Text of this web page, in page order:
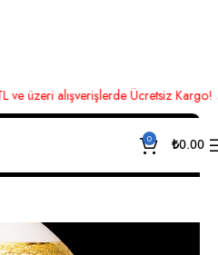
Ücretsiz Kargo! 🎉
0 ₺0.00